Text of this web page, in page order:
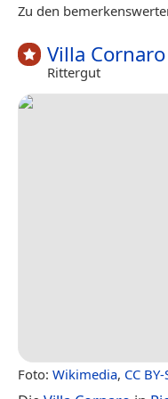
Zu den
Villa Cornaro
Rittergut
Foto: Wikimedia, CC